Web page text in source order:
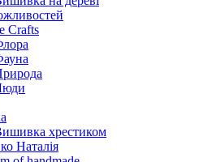
Crafts
хрестиком
Наталія